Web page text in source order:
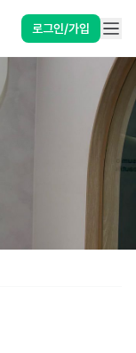
로그인/가입